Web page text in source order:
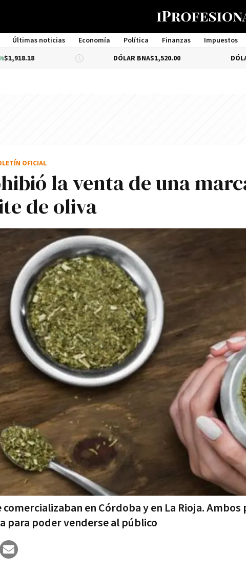
Últimas noticias Economía Política Finanzas Impuestos
Management
DÓLAR BNA $1,520.00 -0.33%
la venta de una
de oliva
en Córdoba y en La Rioja.
para poder venderse al público
OFICIAL